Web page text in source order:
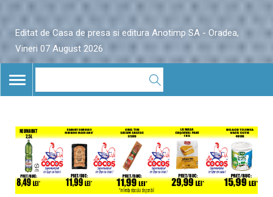
Editat de Casa de presa si editura Anotimp SA - Oradea,
Vineri 07 August 2026
TOGGLE
NAVIGATION